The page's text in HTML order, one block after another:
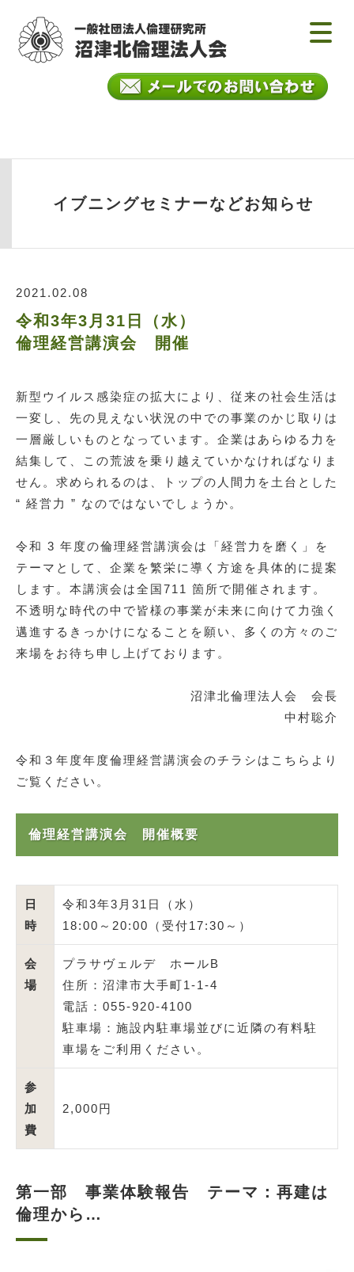
イブニングセミナーなどお知らせ
2021.02.08
令和3年3月31日（水）
倫理経営講演会 開催
新型ウイルス感染症の拡大により、従来の社会生活は
一変し、先の見えない状況の中での事業のかじ取りは
一層厳しいものとなっています。企業はあらゆる力を
結集して、この荒波を乗り越えていかなければなりま
せん。求められるのは、トップの人間力を土台とした
“ 経営力 ” なのではないでしょうか。
令和 3 年度の倫理経営講演会は「経営力を磨く」を
テーマとして、企業を繁栄に導く方途を具体的に提案
します。本講演会は全国711 箇所で開催されます。
不透明な時代の中で皆様の事業が未来に向けて力強く
邁進するきっかけになることを願い、多くの方々のご
来場をお待ち申し上げております。
沼津北倫理法人会 会長
中村聡介
令和３年度年度倫理経営講演会のチラシはこちらより
ご覧ください。
倫理経営講演会 開催概要
日
時
令和3年3月31日（水）
18:00～20:00（受付17:30～）
会
場
プラサヴェルデ ホールB
住所：沼津市大手町1-1-4
電話：055-920-4100
駐車場：施設内駐車場並びに近隣の有料駐
車場をご利用ください。
参
加
費
2,000円
第一部 事業体験報告 テーマ：再建は
倫理から…